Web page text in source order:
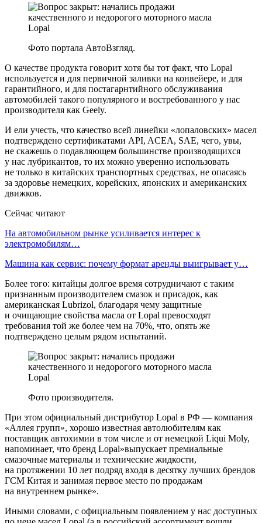
Фото портала АвтоВзгляд.
О качестве продукта говорит хотя бы тот факт, что Lopal
используется и для первичной заливки на конвейере, и для
гарантийного, и для постагарнтийного обслуживания
автомобилей такого популярного и востребованного у нас
производителя как Geely.
И ели учесть, что качество всей линейки «лопаловских» масел
подтверждено сертификатами API, AСEA, SAE, чего, увы,
не скажешь о подавляющем большинстве производящихся
у нас лубрикантов, то их можно уверенно использовать
не только в китайских транспортных средствах, не опасаясь
за здоровье немецких, корейских, японских и американских
движков.
Сейчас читают
На автомобильном рынке усиливается интерес к
электромобилям…
Машина как сервис: почему формат аренды выигрывает у…
Более того: китайцы долгое время сотрудничают с таким
признанным производителем смазок и присадок, как
американская Lubrizol, благодаря чему защитные
и очищающие свойства масла от Lopal превосходят
требования той же более чем на 70%, что, опять же
подтверждено целым рядом испытаний.
Фото производителя.
При этом официальный дистрибутор Lopal в РФ — компания
«Аллея групп», хорошо известная автолюбителям как
поставщик автохимии в том числе и от немецкой Liqui Moly,
напоминает, что бренд Lopal»выпускает премиальные
смазочные материалы и технические жидкости,
на протяжении 10 лет подряд входя в десятку лучших брендов
ГСМ Китая и занимая первое место по продажам
на внутреннем рынке».
Иными словами, с официальным появлением у нас доступных